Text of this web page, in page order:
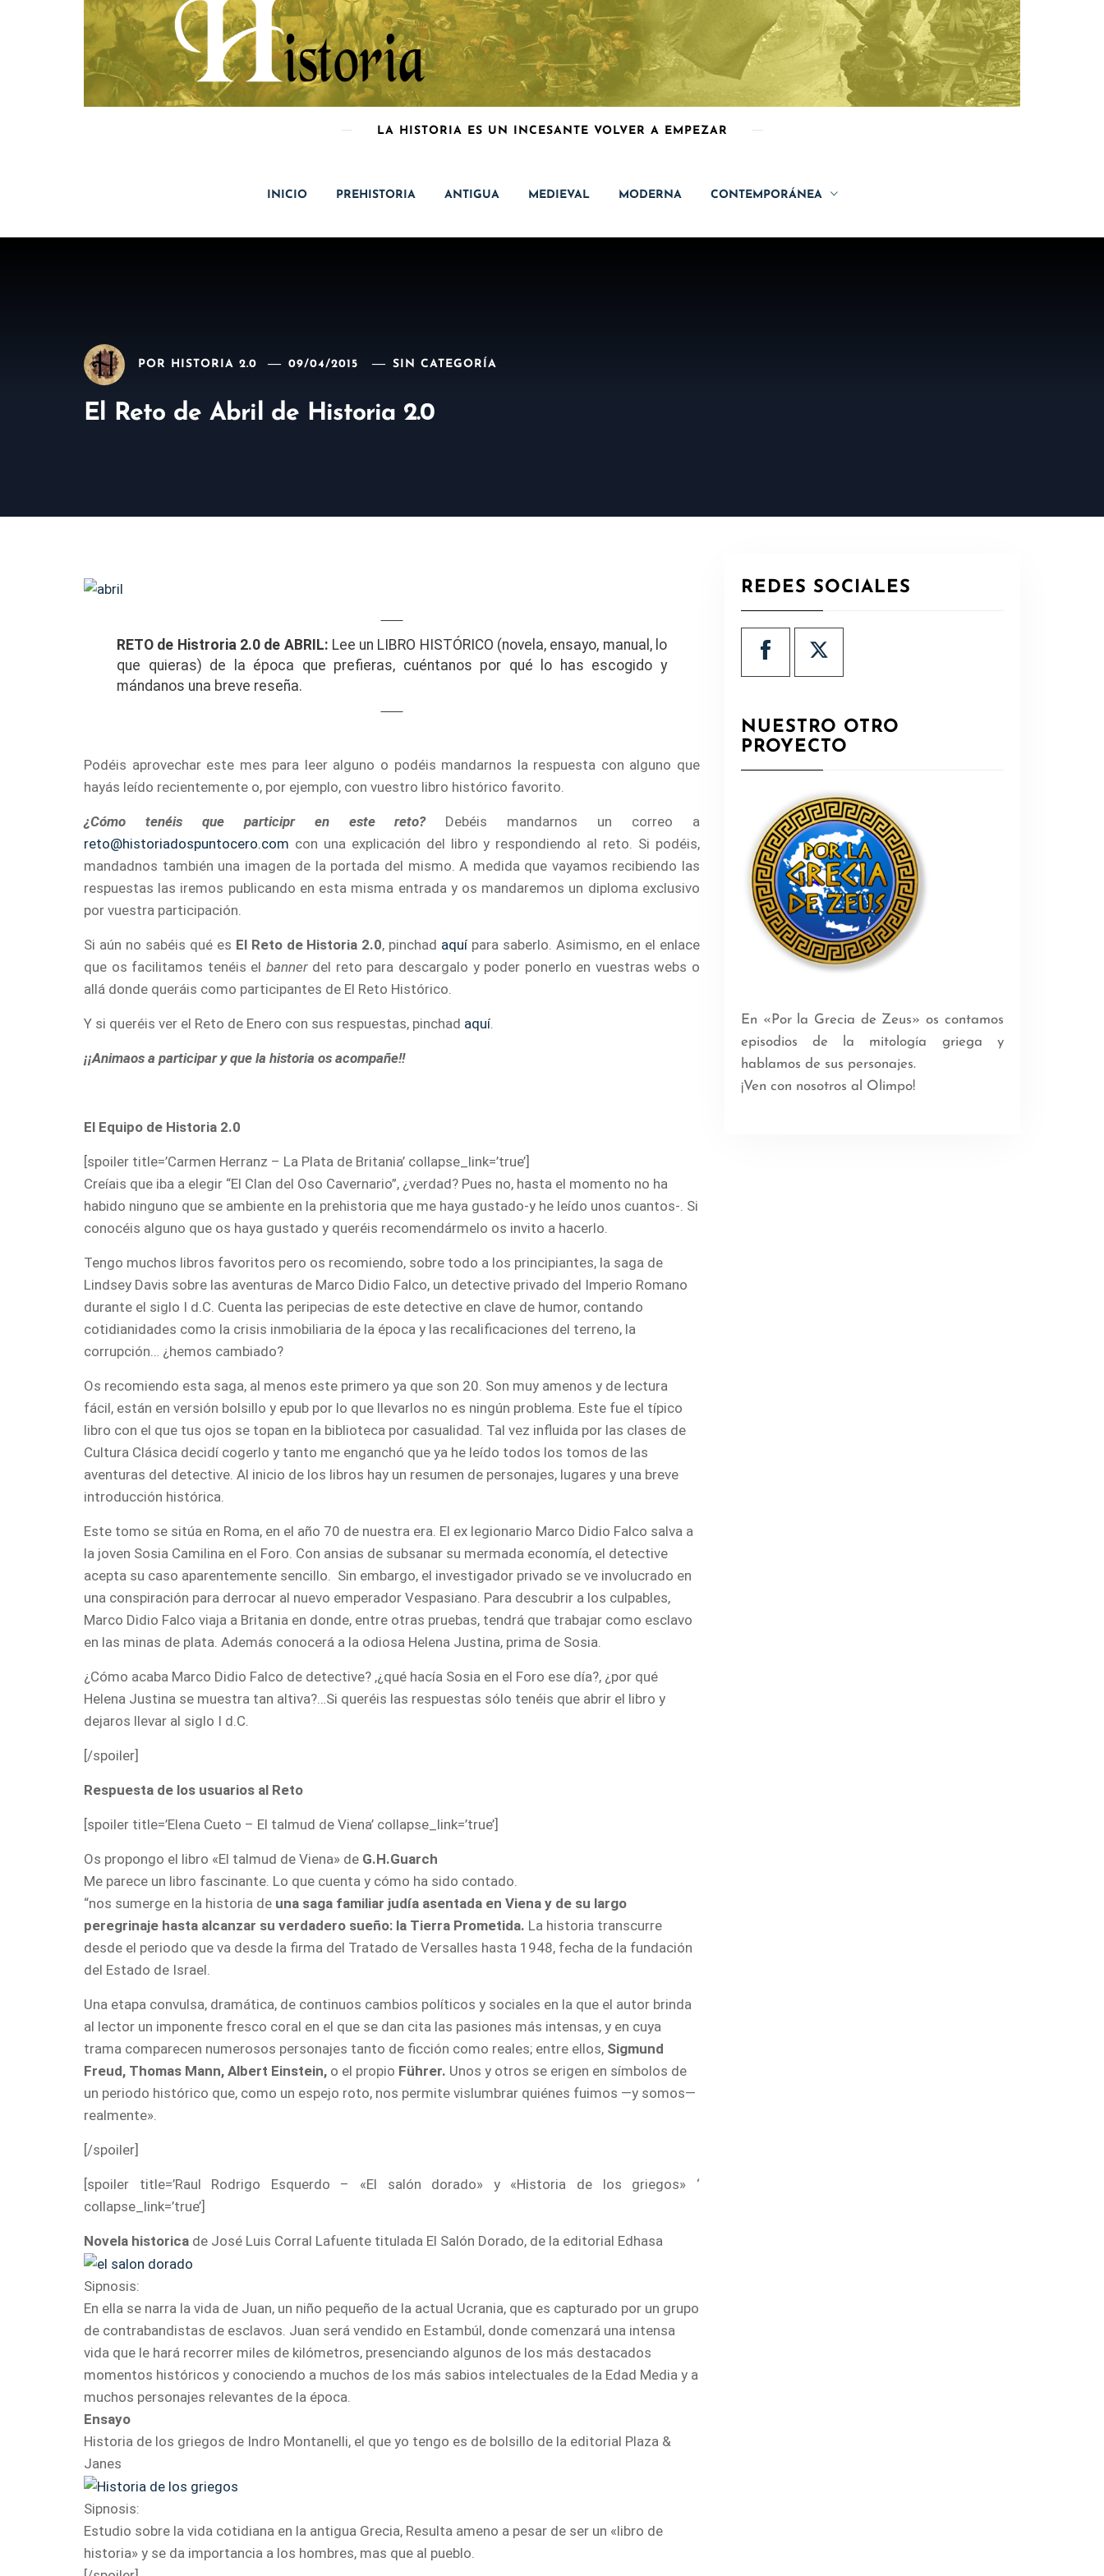
LA HISTORIA ES UN INCESANTE VOLVER A EMPEZAR
INICIO PREHISTORIA ANTIGUA MEDIEVAL MODERNA CONTEMPORÁNEA
POR HISTORIA 2.0 09/04/2015 SIN CATEGORÍA
El Reto de Abril de Historia 2.0
RETO de Histroria 2.0 de ABRIL: Lee un LIBRO HISTÓRICO (novela, ensayo, manual, lo
que quieras) de la época que prefieras, cuéntanos por qué lo has escogido y
mándanos una breve reseña.
Podéis aprovechar este mes para leer alguno o podéis mandarnos la respuesta con alguno que
hayás leído recientemente o, por ejemplo, con vuestro libro histórico favorito.
¿Cómo tenéis que participr en este reto?Debéis mandarnos un correo a
reto@historiadospuntocero.com con una explicación del libro y respondiendo al reto. Si podéis,
mandadnos también una imagen de la portada del mismo. A medida que vayamos recibiendo las
respuestas las iremos publicando en esta misma entrada y os mandaremos un diploma exclusivo
por vuestra participación.
Si aún no sabéis qué es El Reto de Historia 2.0, pinchad aquí para saberlo. Asimismo, en el enlace
que os facilitamos tenéis el bannerdel reto para descargalo y poder ponerlo en vuestras webs o
allá donde queráis como participantes de El Reto Histórico.
Y si queréis ver el Reto de Enero con sus respuestas, pinchad aquí
¡¡Animaos a participar y que la historia os acompañe!!
El Equipo de Historia 2.0
[spoiler title=’Carmen Herranz – La Plata de Britania’ collapse_link=’true’]
Creíais que iba a elegir “El Clan del Oso Cavernario”, ¿verdad? Pues no, hasta el momento no ha
habido ninguno que se ambiente en la prehistoria que me haya gustado-y he leído unos cuantos-. Si
conocéis alguno que os haya gustado y queréis recomendármelo os invito a hacerlo.
Tengo muchos libros favoritos pero os recomiendo, sobre todo a los principiantes, la saga de
Lindsey Davis sobre las aventuras de Marco Didio Falco, un detective privado del Imperio Romano
durante el siglo I d.C. Cuenta las peripecias de este detective en clave de humor, contando
cotidianidades como la crisis inmobiliaria de la época y las recalificaciones del terreno, la
corrupción… ¿hemos cambiado?
Os recomiendo esta saga, al menos este primero ya que son 20. Son muy amenos y de lectura
fácil, están en versión bolsillo y epub por lo que llevarlos no es ningún problema. Este fue el típico
libro con el que tus ojos se topan en la biblioteca por casualidad. Tal vez influida por las clases de
Cultura Clásica decidí cogerlo y tanto me enganchó que ya he leído todos los tomos de las
aventuras del detective. Al inicio de los libros hay un resumen de personajes, lugares y una breve
introducción histórica.
Este tomo se sitúa en Roma, en el año 70 de nuestra era. El ex legionario Marco Didio Falco salva a
la joven Sosia Camilina en el Foro. Con ansias de subsanar su mermada economía, el detective
acepta su caso aparentemente sencillo. Sin embargo, el investigador privado se ve involucrado en
una conspiración para derrocar al nuevo emperador Vespasiano. Para descubrir a los culpables,
Marco Didio Falco viaja a Britania en donde, entre otras pruebas, tendrá que trabajar como esclavo
en las minas de plata. Además conocerá a la odiosa Helena Justina, prima de Sosia.
¿Cómo acaba Marco Didio Falco de detective? ,¿qué hacía Sosia en el Foro ese día?, ¿por qué
Helena Justina se muestra tan altiva?…Si queréis las respuestas sólo tenéis que abrir el libro y
dejaros llevar al siglo I d.C.
[/spoiler]
Respuesta de los usuarios al Reto
[spoiler title=’Elena Cueto – El talmud de Viena’ collapse_link=’true’]
Os propongo el libro «El talmud de Viena» de G.H.Guarch
Me parece un libro fascinante. Lo que cuenta y cómo ha sido contado.
“nos sumerge en la historia de una saga familiar judía asentada en Viena y de su largo
peregrinaje hasta alcanzar su verdadero sueño: la Tierra Prometida. La historia transcurre
desde el periodo que va desde la firma del Tratado de Versalles hasta 1948, fecha de la fundación
del Estado de Israel.
Una etapa convulsa, dramática, de continuos cambios políticos y sociales en la que el autor brinda
al lector un imponente fresco coral en el que se dan cita las pasiones más intensas, y en cuya
trama comparecen numerosos personajes tanto de ficción como reales; entre ellos, Sigmund
Freud, Thomas Mann, Albert Einstein, o el propio Führer. Unos y otros se erigen en símbolos de
un periodo histórico que, como un espejo roto, nos permite vislumbrar quiénes fuimos —y somos—
realmente».
[/spoiler]
[spoiler title=’Raul Rodrigo Esquerdo – «El salón dorado» y «Historia de los griegos» ‘
collapse_link=’true’]
Novela historica de José Luis Corral Lafuente titulada El Salón Dorado, de la editorial Edhasa
Sipnosis:
En ella se narra la vida de Juan, un niño pequeño de la actual Ucrania, que es capturado por un grupo
de contrabandistas de esclavos. Juan será vendido en Estambúl, donde comenzará una intensa
vida que le hará recorrer miles de kilómetros, presenciando algunos de los más destacados
momentos históricos y conociendo a muchos de los más sabios intelectuales de la Edad Media y a
muchos personajes relevantes de la época.
Ensayo
Historia de los griegos de Indro Montanelli, el que yo tengo es de bolsillo de la editorial Plaza &
Janes
Sipnosis:
Estudio sobre la vida cotidiana en la antigua Grecia, Resulta ameno a pesar de ser un «libro de
historia» y se da importancia a los hombres, mas que al pueblo.
REDES SOCIALES
NUESTRO OTRO
PROYECTO
En «Por la Grecia de Zeus» os contamos
episodios de la mitología griega y
hablamos de sus personajes.
¡Ven con nosotros al Olimpo!